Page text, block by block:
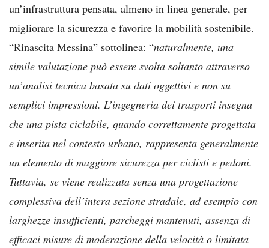
un’infrastruttura pensata, almeno in linea generale, per
migliorare la sicurezza e favorire la mobilità sostenibile.
“Rinascita Messina” sottolinea: “naturalmente, una
simile valutazione può essere svolta soltanto attraverso
un’analisi tecnica basata su dati oggettivi e non su
semplici impressioni. L’ingegneria dei trasporti insegna
che una pista ciclabile, quando correttamente progettata
e inserita nel contesto urbano, rappresenta generalmente
un elemento di maggiore sicurezza per ciclisti e pedoni.
Tuttavia, se viene realizzata senza una progettazione
complessiva dell’intera sezione stradale, ad esempio con
larghezze insufficienti, parcheggi mantenuti, assenza di
efficaci misure di moderazione della velocità o limitata